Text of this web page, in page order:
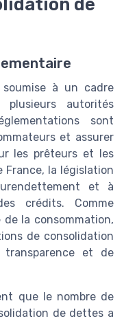
de
à un cadre
autorités
sont
et assurer
les prêteurs et les
France, la législation
et à
crédits. Comme
de la consommation,
de consolidation
et de
que le nombre de
de dettes a